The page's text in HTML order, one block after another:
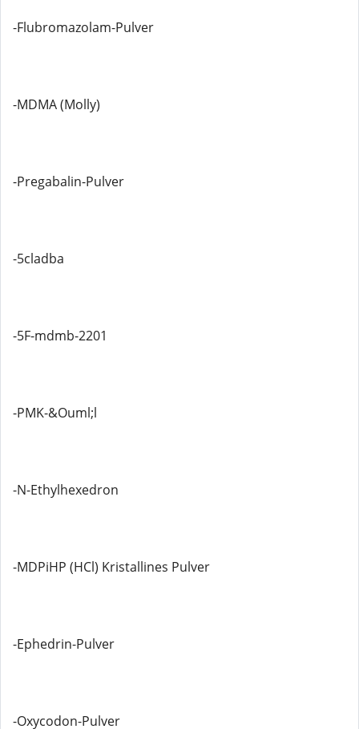
-Flubromazolam-Pulver
-MDMA (Molly)
-Pregabalin-Pulver
-5cladba
-5F-mdmb-2201
-PMK-&Ouml;l
-N-Ethylhexedron
-MDPiHP (HCl) Kristallines Pulver
-Ephedrin-Pulver
-Oxycodon-Pulver